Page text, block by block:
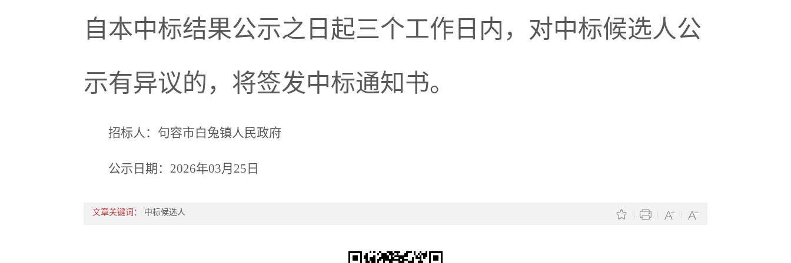
自本中标结果公示之日起三个工作日内，对中标候选人公
示有异议的，将签发中标通知书。
招标人：句容市白兔镇人民政府
公示日期：2026年03月25日
文章关键词： 中标候选人